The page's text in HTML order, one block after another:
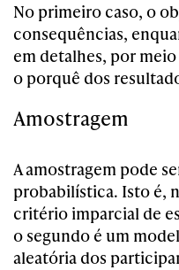
No primeiro caso, o
consequências,
em detalhes, por
o porquê dos
Amostragem
A amostragem pode
probabilística. Isto é,
critério imparcial de
o segundo é um
aleatória dos